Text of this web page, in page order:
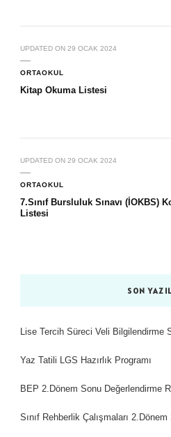
UPDATED ON 29 OCAK 2024
ORTAOKUL
Kitap Okuma Listesi
UPDATED ON 29 OCAK 2024
ORTAOKUL
7.Sınıf Bursluluk Sınavı (İOKBS)
Listesi
SON
Lise Tercih Süreci Veli Bilgilendirme
Yaz Tatili LGS Hazırlık Programı
BEP 2.Dönem Sonu Değerlendirme
Sınıf Rehberlik Çalışmaları